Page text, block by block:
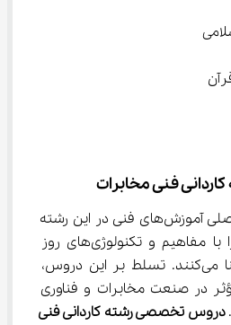
فنی مخابرات
دروس تخصصی محور اصلی آموزش‌های فنی در این رشته
هستند و دانشجویان را با مفاهیم و تکنولوژی‌های روز
ارتباطات و مخابرات آشنا می‌کنند. تسلط بر این دروس،
در صنعت مخابرات و فناوری
دروس تخصصی رشته کاردانی فنی